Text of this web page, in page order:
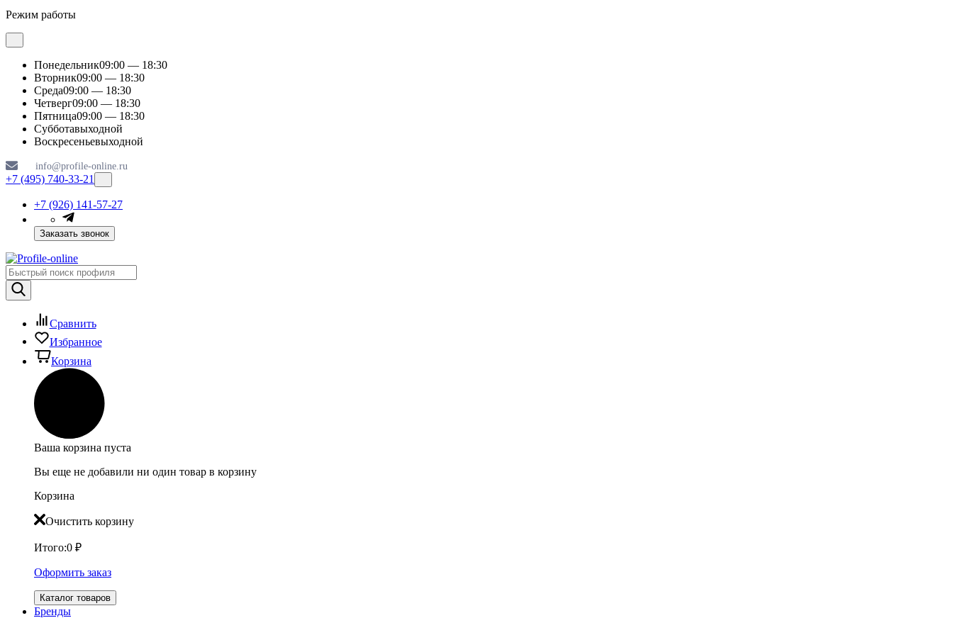
Режим работы
Понедельник09:00 — 18:30
Вторник09:00 — 18:30
Среда09:00 — 18:30
Четверг09:00 — 18:30
Пятница09:00 — 18:30
Субботавыходной
Воскресеньевыходной
info@profile-online.ru
+7 (495) 740-33-21
+7 (926) 141-57-27
Заказать звонок
Сравнить
Избранное
Корзина
Ваша корзина пуста
Вы еще не добавили ни один товар в корзину
Корзина
Очистить корзину
Итого:0 ₽
Оформить заказ
Каталог товаров
Бренды